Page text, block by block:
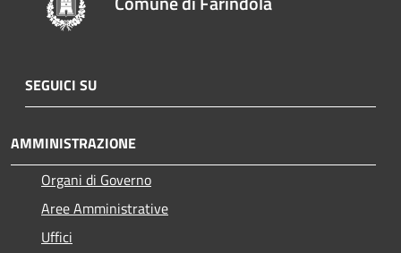
SEGUICI SU
AMMINISTRAZIONE
Organi di Governo
Aree Amministrative
Uffici